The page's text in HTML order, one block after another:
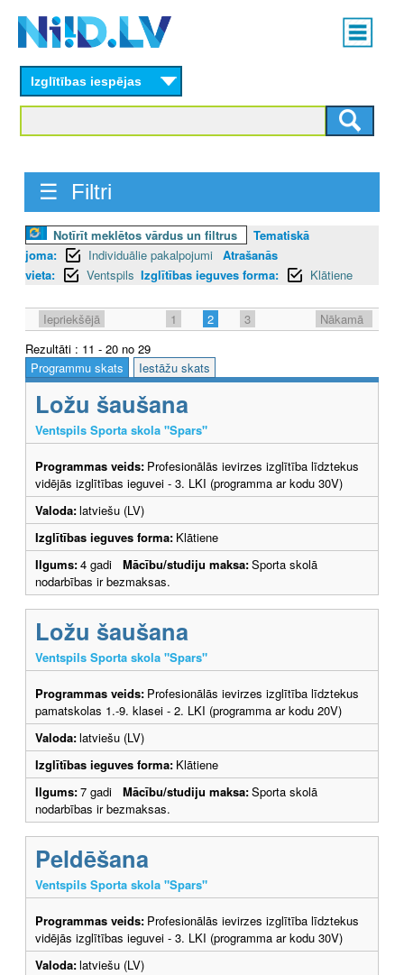
content
Main
menu
Izglītības iespējas
☰ Filtri
Notīrīt meklētos vārdus un filtrus
Tematiskā
joma:
Individuālie pakalpojumi
Atrašanās
vieta:
Ventspils Izglītības ieguves forma: Klātiene
Iepriekšējā 1 2 3
Nākamā
Rezultāti : 11 - 20 no 29
Programmu skats
Iestāžu skats
Ložu šaušana
Ventspils Sporta skola "Spars"
Programmas veids: Profesionālās ievirzes izglītība līdztekus
vidējās izglītības ieguvei - 3. LKI (programma ar kodu 30V)
Valoda:latviešu (LV)
Izglītības ieguves forma: Klātiene
Ilgums:4 gadi Mācību/studiju maksa:Sporta skolā
nodarbības ir bezmaksas.
Ložu šaušana
Ventspils Sporta skola "Spars"
Programmas veids: Profesionālās ievirzes izglītība līdztekus
pamatskolas 1.-9. klasei - 2. LKI (programma ar kodu 20V)
Valoda:latviešu (LV)
Izglītības ieguves forma: Klātiene
Ilgums:7 gadi Mācību/studiju maksa:Sporta skolā
nodarbības ir bezmaksas.
Peldēšana
Ventspils Sporta skola "Spars"
Programmas veids: Profesionālās ievirzes izglītība līdztekus
vidējās izglītības ieguvei - 3. LKI (programma ar kodu 30V)
Valoda:latviešu (LV)